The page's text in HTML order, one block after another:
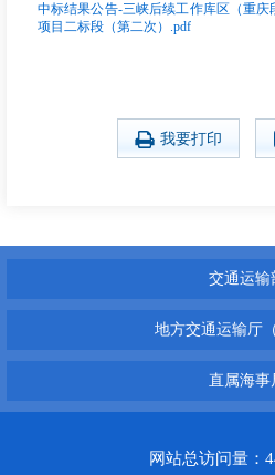
中标结果公告-三峡后续工作库区（重
项目二标段（第二次）.pdf
我要打印
交通运输
地方交通运输厅
直属海事
网站总访问量：